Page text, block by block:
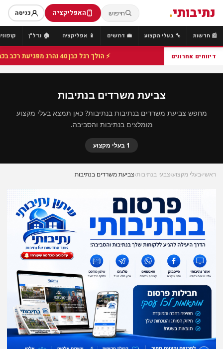
נתיבותי. חיפוש האפליקציה כניסה
📰 חדשות 🔧 בעלי מקצוע 💼 דרושים 📱 אפליקציה 🏠 נדל"ן
דיווחים אחרונים ⚡ הולך רגל כבן 40 נהרג מפגיעת רכב בכביש 25 סמוך לצומת הנשיא, מתנדבי זק"א פועלו בזירה
צביעת משרדים בנתיבות
מחפש צביעת משרדים בנתיבות בנתיבות? כאן תמצא בעלי מקצוע
מומלצים בנתיבות והסביבה.
1 בעלי מקצוע
ראשי›בעלי מקצוע›צבעי בנתיבות›צביעת משרדים בנתיבות